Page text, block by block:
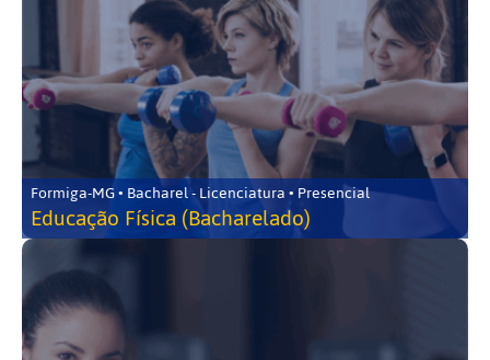
Formiga-MG • Bacharel - Licenciatura • Presencial
Educação Física (Bacharelado)